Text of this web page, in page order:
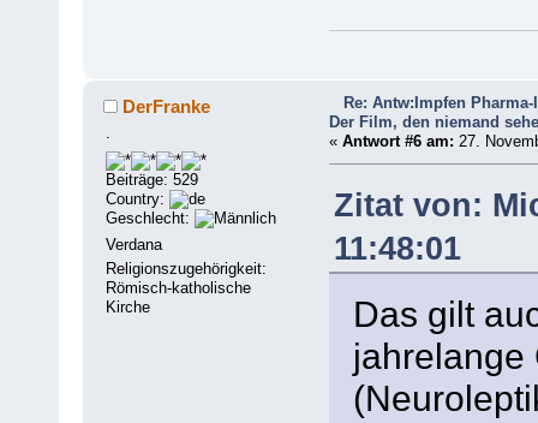
DerFranke
.
Beiträge: 529
Country:
Geschlecht:
Verdana
Religionszugehörigkeit:
Römisch-katholische
Kirche
Re: Antw:Impfen
Der Film, den niemand
« Antwort #6 am: 27.
Zitat von:
11:48:01
Das gilt